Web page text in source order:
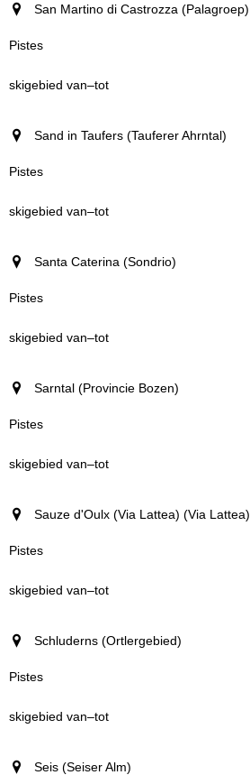
San Martino di Castrozza (Palagroep)
Sand in Taufers (Tauferer Ahrntal)
Santa Caterina (Sondrio)
Sarntal (Provincie Bozen)
Sauze d'Oulx (Via Lattea) (Via Lattea)
Schluderns (Ortlergebied)
Seis (Seiser Alm)